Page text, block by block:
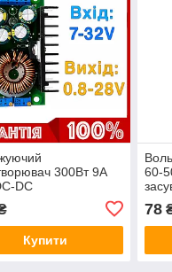
300Вт 9A
DC
Купити
60-
78